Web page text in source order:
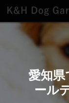
愛知
ール